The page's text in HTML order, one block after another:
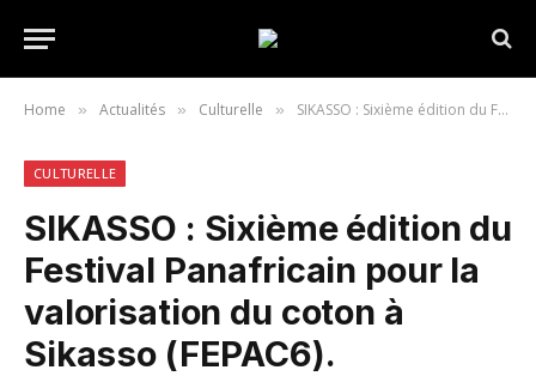
Home » Actualités » Culturelle » SIKASSO : Sixième édition du Festival Panafricain pour la valorisation du coton à Sikasso (FEPAC6).
CULTURELLE
SIKASSO : Sixième édition du
Festival Panafricain pour la
valorisation du coton à
Sikasso (FEPAC6).